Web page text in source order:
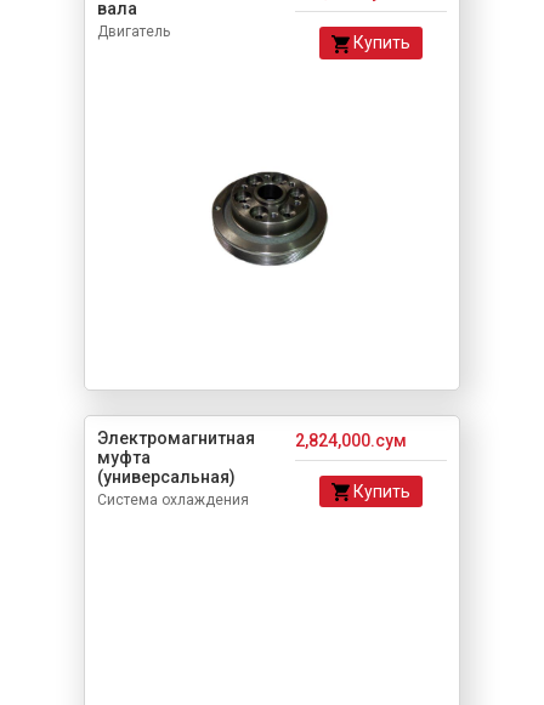
вала
Двигатель
Купить
Электромагнитная
муфта
(универсальная)
Система охлаждения
2,824,000.сум
Купить